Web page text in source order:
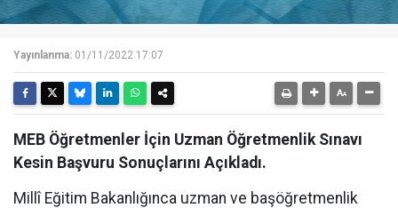
Yayınlanma: 01/11/2022 17:07
MEB Öğretmenler İçin Uzman Öğretmenlik Sınavı
Kesin Başvuru Sonuçlarını Açıkladı.
Millî Eğitim Bakanlığınca uzman ve başöğretmenlik